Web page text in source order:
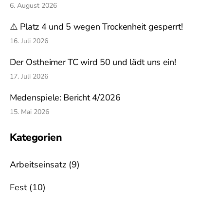
6. August 2026
⚠️ Platz 4 und 5 wegen Trockenheit gesperrt!
16. Juli 2026
Der Ostheimer TC wird 50 und lädt uns ein!
17. Juli 2026
Medenspiele: Bericht 4/2026
15. Mai 2026
Kategorien
Arbeitseinsatz (9)
Fest(10)